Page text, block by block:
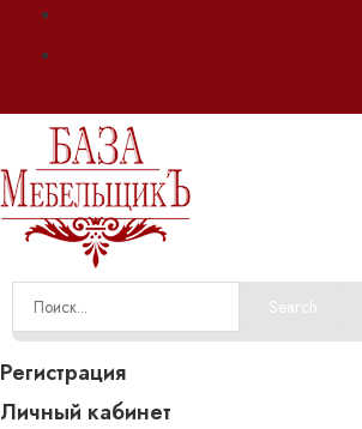
Search
Регистрация
Личный кабинет